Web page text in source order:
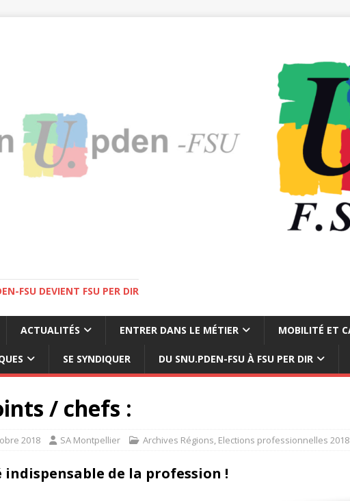
FSU DEVIENT FSU PER DIR
ACTUALITÉS ENTRER DANS LE MÉTIER MOBILITÉ ET
SE SYNDIQUER DU SNU.PDEN-FSU À FSU PER DIR
/ chefs :
2018 SA Montpellier Archives Régions, Elections professionnelles 2018
indispensable de la profession !